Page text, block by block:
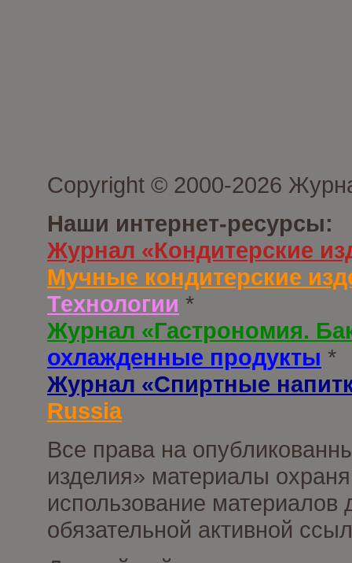
Copyright © 2000-2026
Наши интернет-ресурсы:
Журнал «Кондитерские
Мучные кондитерские
Технологии *
Журнал «Гастрономия.
охлажденные продукты *
Журнал «Спиртные
Russia
Все права на
изделия» материалы
использование материалов
обязательной активной